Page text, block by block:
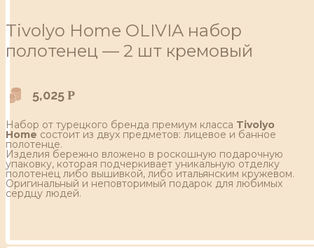
Tivolyo Home OLIVIA набор
полотенец — 2 шт кремовый
5,025 Р
Набор от турецкого бренда премиум класса Tivolyo
Home состоит из двух предметов: лицевое и банное
полотенце.
Изделия бережно вложено в роскошную подарочную
упаковку, которая подчеркивает уникальную отделку
полотенец либо вышивкой, либо итальянским кружевом.
Оригинальный и неповторимый подарок для любимых
сердцу людей.